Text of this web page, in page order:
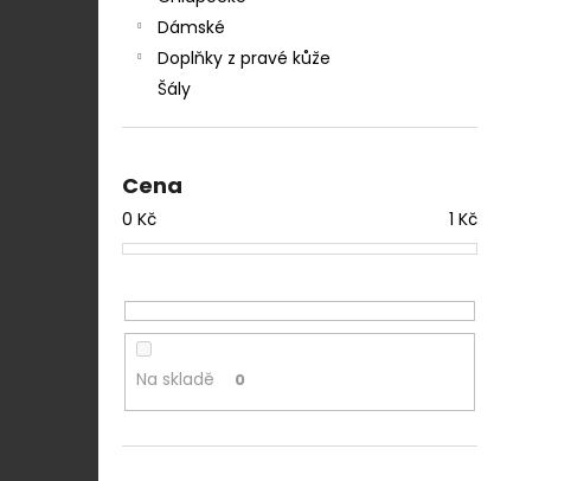
Dámské
Doplňky z pravé kůže
Šály
Cena
0 Kč 1 Kč
Na skladě 0